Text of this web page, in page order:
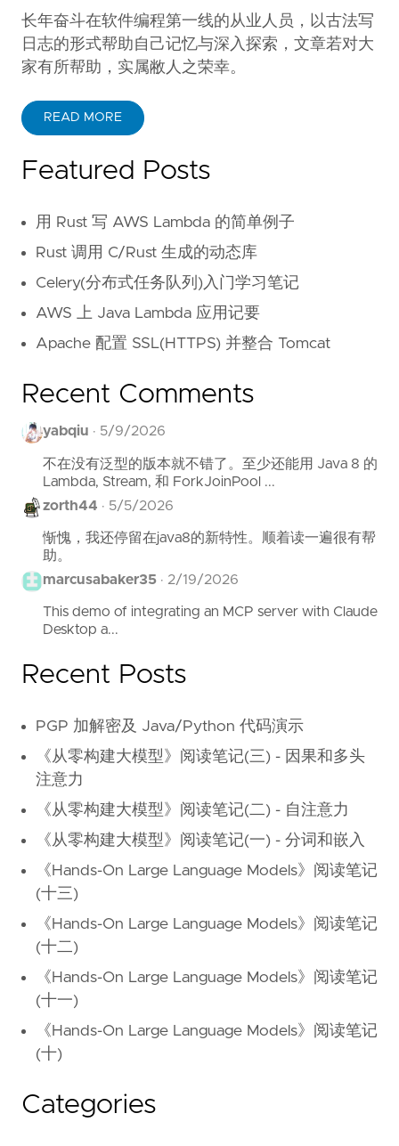
长年奋斗在软件编程第一线的从业人员，以古法写
日志的形式帮助自己记忆与深入探索，文章若对大
家有所帮助，实属敝人之荣幸。
READ MORE
Featured Posts
用 Rust 写 AWS Lambda 的简单例子
Rust 调用 C/Rust 生成的动态库
Celery(分布式任务队列)入门学习笔记
AWS 上 Java Lambda 应用记要
Apache 配置 SSL(HTTPS) 并整合 Tomcat
Recent Comments
yabqiu · 5/9/2026
不在没有泛型的版本就不错了。至少还能用 Java 8 的
Lambda, Stream, 和 ForkJoinPool ...
zorth44 · 5/5/2026
惭愧，我还停留在java8的新特性。顺着读一遍很有帮
助。
marcusabaker35 · 2/19/2026
This demo of integrating an MCP server with Claude
Desktop a...
Recent Posts
PGP 加解密及 Java/Python 代码演示
《从零构建大模型》阅读笔记(三) - 因果和多头
注意力
《从零构建大模型》阅读笔记(二) - 自注意力
《从零构建大模型》阅读笔记(一) - 分词和嵌入
《Hands-On Large Language Models》阅读笔记
(十三)
《Hands-On Large Language Models》阅读笔记
(十二)
《Hands-On Large Language Models》阅读笔记
(十一)
《Hands-On Large Language Models》阅读笔记
(十)
Categories